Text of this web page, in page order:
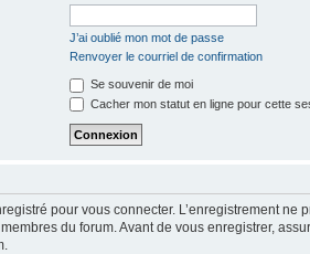
J’ai oublié mon mot de passe
Renvoyer le courriel de confirmation
Se souvenir de moi
Cacher mon statut en ligne pour cette
pour vous connecter. L’enregistrement
du forum. Avant de vous enregistrer,